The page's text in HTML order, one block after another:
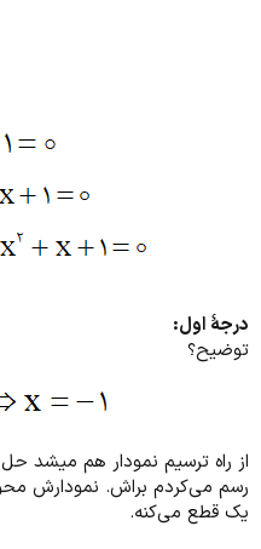
درجۀ اول:
توضیح؟
از راه ترسیم نمودار هم میشد
رسم می‌کردم براش. نمودارش
یک قطع می‌کنه.